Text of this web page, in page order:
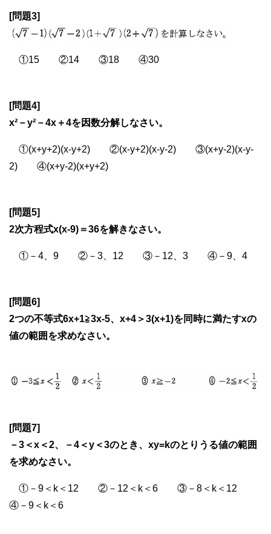
[問題3]
①15 ②14 ③18 ④30
[問題4]
x²－y²－4x＋4を因数分解しなさい。
①(x+y+2)(x-y+2) ②(x-y+2)(x-y-2) ③(x+y-2)(x-y-
2) ④(x+y-2)(x+y+2)
[問題5]
2次方程式x(x-9)＝36を解きなさい。
①－4、9 ②－3、12 ③－12、3 ④－9、4
[問題6]
2つの不等式6x+1≧3x-5、x+4＞3(x+1)を同時に満たすxの
値の範囲を求めなさい。
[問題7]
－3＜x＜2、－4＜y＜3のとき、xy=kのとりうる値の範囲
を求めなさい。
①－9＜k＜12 ②－12＜k＜6 ③－8＜k＜12
④－9＜k＜6